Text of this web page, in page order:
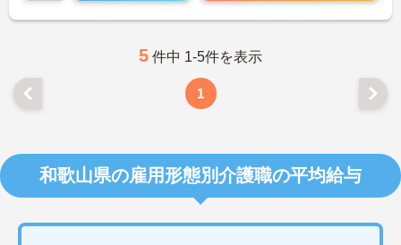
5 件中 1-5件を表示
1
和歌山県の雇用形態別介護職の平均給与